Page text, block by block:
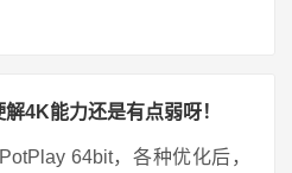
4K能力还是有点弱呀！
64bit，各种优化后，